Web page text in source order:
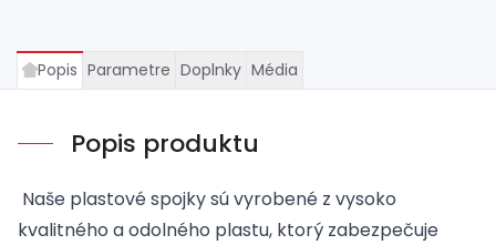
Popis Parametre Doplnky Média
Popis produktu
Naše plastové spojky sú vyrobené z vysoko
kvalitného a odolného plastu, ktorý zabezpečuje